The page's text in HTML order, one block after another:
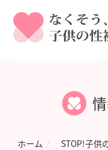
ホーム STOP!子供